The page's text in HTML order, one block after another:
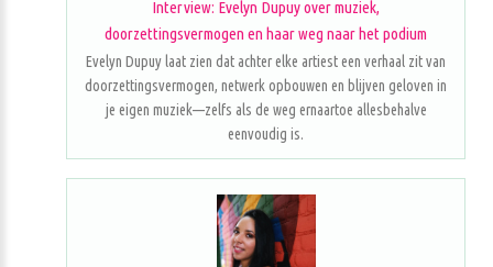
Interview: Evelyn Dupuy over muziek,
doorzettingsvermogen en haar weg naar het podium
Evelyn Dupuy laat zien dat achter elke artiest een verhaal zit van
doorzettingsvermogen, netwerk opbouwen en blijven geloven in
je eigen muziek—zelfs als de weg ernaartoe allesbehalve
eenvoudig is.